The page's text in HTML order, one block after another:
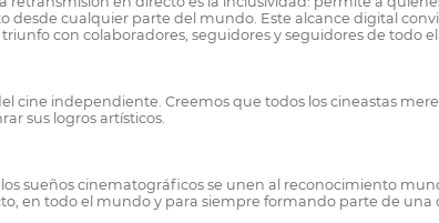
cualquier parte del mundo. Este alcance digital
con colaboradores, seguidores y seguidores de todo
cine independiente. Creemos que todos los cineastas
sus logros artísticos.
sueños cinematográficos se unen al reconocimiento
en todo el mundo y para siempre formando parte de